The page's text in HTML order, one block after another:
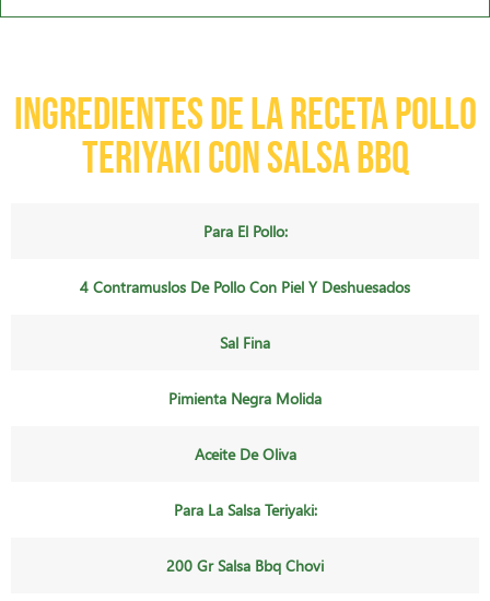
Ingredientes de la receta Pollo
Teriyaki con Salsa BBQ
Para El Pollo:
4 Contramuslos De Pollo Con Piel Y Deshuesados
Sal Fina
Pimienta Negra Molida
Aceite De Oliva
Para La Salsa Teriyaki:
200 Gr Salsa Bbq Chovi